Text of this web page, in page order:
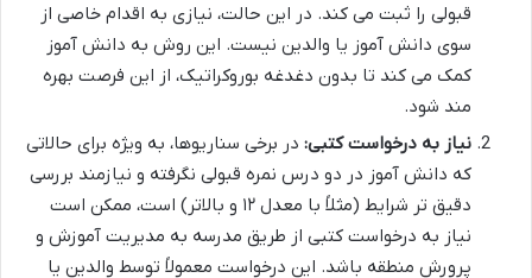
قبولی را ثبت می کند. در این حالت، نیازی به اقدام خاصی از
سوی دانش آموز یا والدین نیست. این روش به دانش آموز
کمک می کند تا بدون دغدغه بوروکراتیک، از این فرصت بهره
مند شود.
نیاز به درخواست کتبی: در برخی سناریوها، به ویژه برای حالاتی
که دانش آموز در دو درس نمره قبولی نگرفته و نیازمند بررسی
دقیق تر شرایط (مثلاً با معدل ۱۲ و بالاتر) است، ممکن است
نیاز به درخواست کتبی از طریق مدرسه به مدیریت آموزش و
پرورش منطقه باشد. این درخواست معمولاً توسط والدین یا